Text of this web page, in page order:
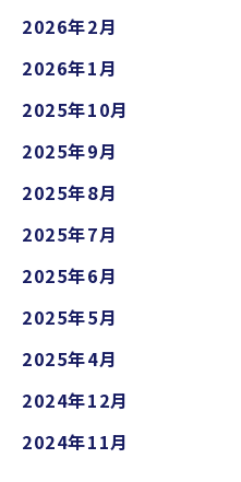
2026年2月
2026年1月
2025年10月
2025年9月
2025年8月
2025年7月
2025年6月
2025年5月
2025年4月
2024年12月
2024年11月